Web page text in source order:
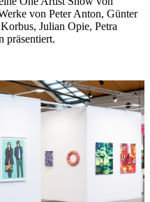
von Peter Anton, Günter
Julian Opie, Petra
präsentiert.